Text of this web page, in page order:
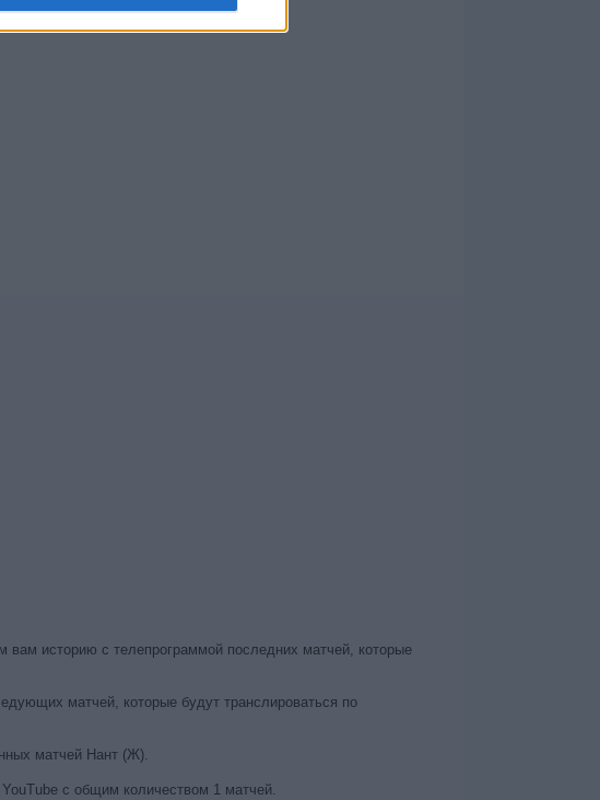
вам историю с телепрограммой последних матчей, которые
матчей, которые будут транслироваться по
матчей Нант (Ж).
с общим количеством 1 матчей.